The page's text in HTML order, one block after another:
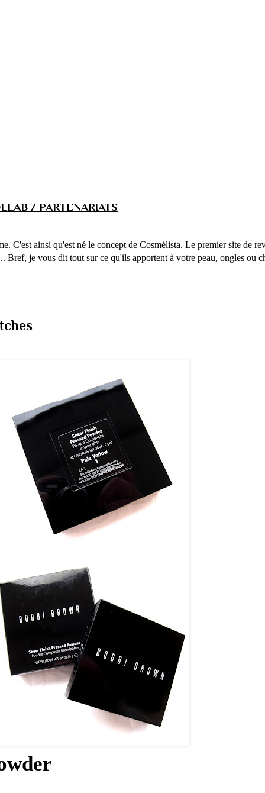
/ PARTENARIATS
C'est ainsi qu'est né le concept de Cosmélista. Le premier site de
je vous dit tout sur ce qu'ils apportent à votre peau, ongles ou